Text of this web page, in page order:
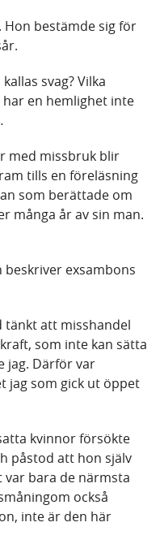
bestämde sig för
svag? Vilka
har en hemlighet inte
med missbruk blir
tills en föreläsning
som berättade om
många år av sin man.
exsambons
tänkt att misshandel
som inte kan sätta
jag. Därför var
jag som gick ut öppet
kvinnor försökte
påstod att hon själv
bara de närmsta
också
inte är den här